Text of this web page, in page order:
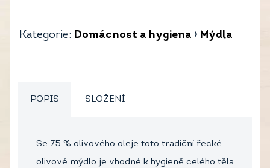
Kategorie: Domácnost a hygiena › Mýdla
POPIS SLOŽENÍ
Se 75 % olivového oleje toto tradiční řecké
olivové mýdlo je vhodné k hygieně celého těla